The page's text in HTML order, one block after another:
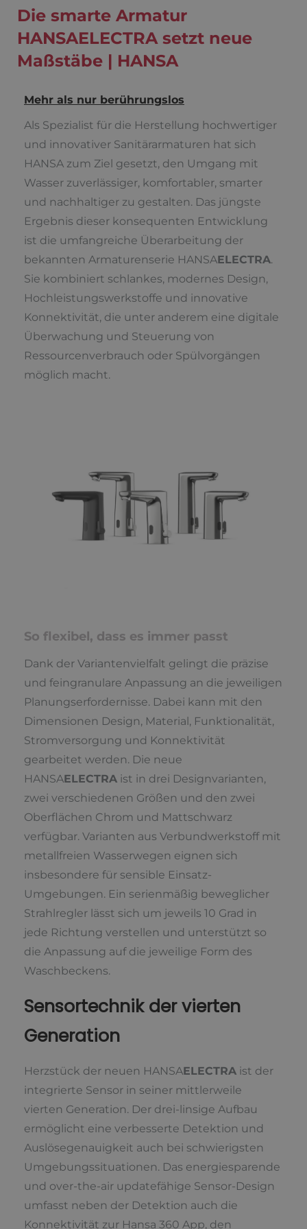
Die smarte Armatur
HANSAELECTRA setzt neue
Maßstäbe | HANSA
Mehr als nur berührungslos
Als Spezialist für die Herstellung hochwertiger
und innovativer Sanitärarmaturen hat sich
HANSA zum Ziel gesetzt, den Umgang mit
Wasser zuverlässiger, komfortabler, smarter
und nachhaltiger zu gestalten. Das jüngste
Ergebnis dieser konsequenten Entwicklung
ist die umfangreiche Überarbeitung der
bekannten Armaturenserie HANSAELECTRA.
Sie kombiniert schlankes, modernes Design,
Hochleistungswerkstoffe und innovative
Konnektivität, die unter anderem eine digitale
Überwachung und Steuerung von
Ressourcenverbrauch oder Spülvorgängen
möglich macht.
So flexibel, dass es immer passt
Dank der Variantenvielfalt gelingt die präzise
und feingranulare Anpassung an die jeweiligen
Planungserfordernisse. Dabei kann mit den
Dimensionen Design, Material, Funktionalität,
Stromversorgung und Konnektivität
gearbeitet werden. Die neue
HANSAELECTRA ist in drei Designvarianten,
zwei verschiedenen Größen und den zwei
Oberflächen Chrom und Mattschwarz
verfügbar. Varianten aus Verbundwerkstoff mit
metallfreien Wasserwegen eignen sich
insbesondere für sensible Einsatz-
Umgebungen. Ein serienmäßig beweglicher
Strahlregler lässt sich um jeweils 10 Grad in
jede Richtung verstellen und unterstützt so
die Anpassung auf die jeweilige Form des
Waschbeckens.
Sensortechnik der vierten
Generation
Herzstück der neuen HANSAELECTRA ist der
integrierte Sensor in seiner mittlerweile
vierten Generation. Der drei-linsige Aufbau
ermöglicht eine verbesserte Detektion und
Auslösegenauigkeit auch bei schwierigsten
Umgebungssituationen. Das energiesparende
und over-the-air updatefähige Sensor-Design
umfasst neben der Detektion auch die
Konnektivität zur Hansa 360 App, den